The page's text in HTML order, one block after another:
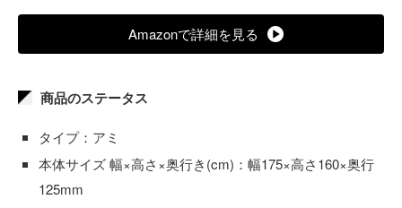
Amazonで詳細を見る
商品のステータス
タイプ：アミ
本体サイズ 幅×高さ×奥行き(cm)：幅175×高さ160×奥行
125mm